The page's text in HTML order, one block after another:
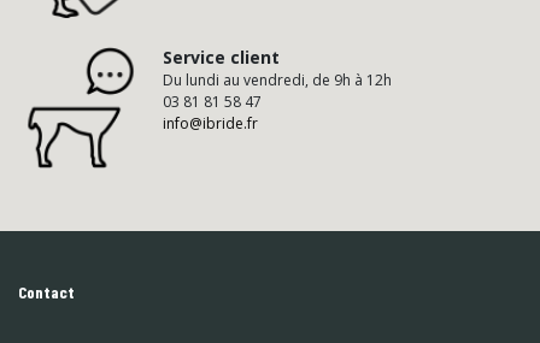
Service client
Du lundi au vendredi, de 9h à 12h
03 81 81 58 47
info@ibride.fr
Contact